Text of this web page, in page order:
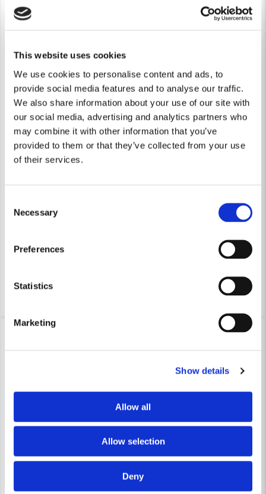
This website uses cookies
We use cookies to personalise content and ads, to
provide social media features and to analyse our traffic.
We also share information about your use of our site with
our social media, advertising and analytics partners who
may combine it with other information that you’ve
provided to them or that they’ve collected from your use
of their services.
Selection
Necessary
Preferences
Statistics
Marketing
Show details
Allow all
Allow selection
Deny
Skicka fråga
6 304 kr
Makita 2012NB Planhyvel
Leveranstid ifrån leverantör ca